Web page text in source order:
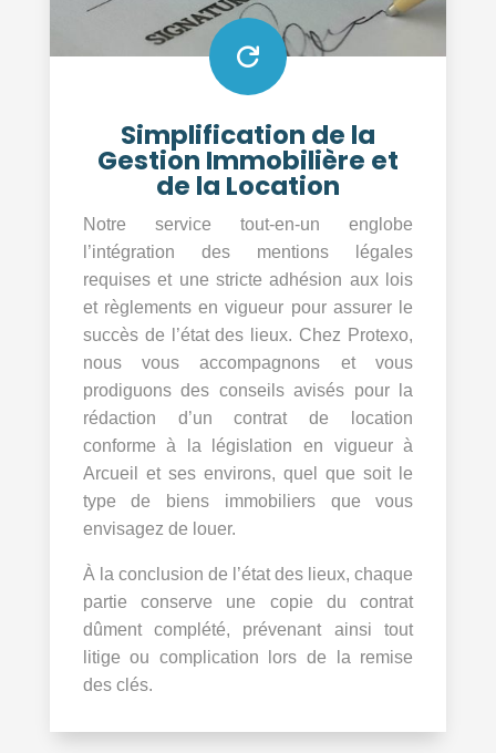

Simplification de la
Gestion Immobilière et
de la Location
Notre service tout-en-un englobe
l’intégration des mentions légales
requises et une stricte adhésion aux lois
et règlements en vigueur pour assurer le
succès de l’état des lieux. Chez Protexo,
nous vous accompagnons et vous
prodiguons des conseils avisés pour la
rédaction d’un contrat de location
conforme à la législation en vigueur à
Arcueil et ses environs, quel que soit le
type de biens immobiliers que vous
envisagez de louer.
À la conclusion de l’état des lieux, chaque
partie conserve une copie du contrat
dûment complété, prévenant ainsi tout
litige ou complication lors de la remise
des clés.